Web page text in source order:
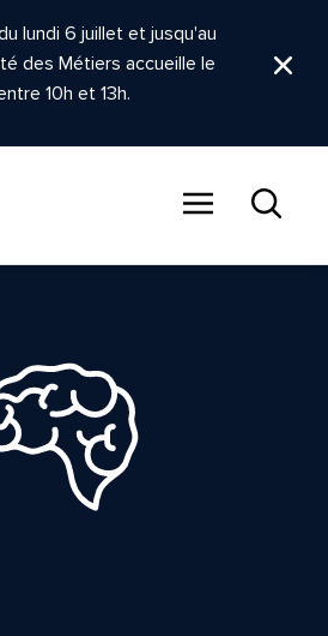
lundi 6 juillet et jusqu'au
des Métiers accueille le
10h et 13h.